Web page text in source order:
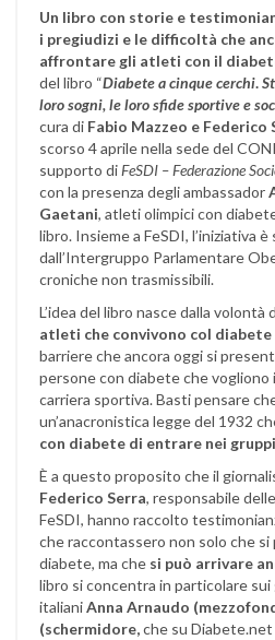
Un libro con storie e
i pregiudizi e le difficoltà che
affrontare gli atleti con il
del libro “Diabete a cinque cerchi.
loro sogni, le loro sfide sportive e
cura di Fabio Mazzeo e Federico
scorso 4 aprile nella sede del
supporto diFeSDI – Federazione
con la presenza degli ambassador
Gaetani, atleti olimpici con
libro. Insieme a FeSDI, l’iniziativa
dall’Intergruppo Parlamentare
croniche non trasmissibili.
L’idea del libro nasce dalla volontà
atleti che convivono col diabete
barriere che ancora oggi si
persone con diabete che
carriera sportiva. Basti pensare
un’anacronistica legge del 1932
con diabete di entrare nei
È a questo proposito che il
Federico Serra, responsabile
FeSDI, hanno raccolto
che raccontassero non solo che
diabete, ma che si può arrivare
libro si concentra in particolare
italianiAnna Arnaudo
(schermidore,che su